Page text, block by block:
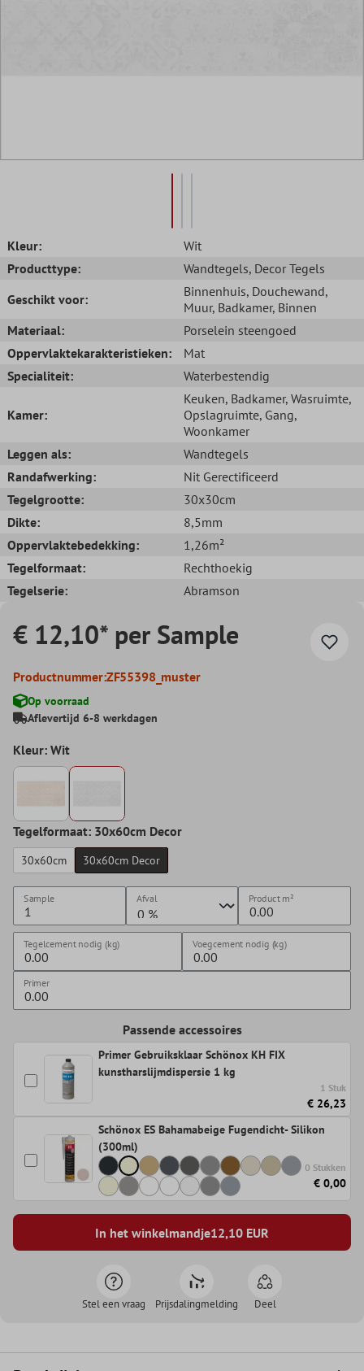
Kleur:
Wit
Producttype:
Wandtegels, Decor Tegels
Geschikt voor:
Binnenhuis, Douchewand,
Muur, Badkamer, Binnen
Materiaal:
Porselein steengoed
Oppervlaktekarakteristieken:
Mat
Specialiteit:
Waterbestendig
Kamer:
Keuken, Badkamer, Wasruimte,
Opslagruimte, Gang,
Woonkamer
Leggen als:
Wandtegels
Randafwerking:
Nit Gerectificeerd
Tegelgrootte:
30x30cm
Dikte:
8,5mm
Oppervlaktebedekking:
1,26m²
Tegelformaat:
Rechthoekig
Tegelserie:
Abramson
€ 12,10* per Sample
Productnummer:ZF55398_muster
Op voorraad
Aflevertijd 6-8 werkdagen
Kleur: Wit
Tegelformaat: 30x60cm Decor
30x60cm 30x60cm Decor
Sample Afval Productm²
Tegelcement nodig (kg) Voegcement nodig (kg)
Primer
Passende accessoires
Primer Gebruiksklaar Schönox KH FIX
kunstharslijmdispersie 1 kg
1 Stuk
€ 26,23
Schönox ES Bahamabeige Fugendicht- Silikon
(300ml)
0 Stukken
€ 0,00
In het winkelmandje12,10 EUR
Stel een vraag Prijsdalingmelding Deel